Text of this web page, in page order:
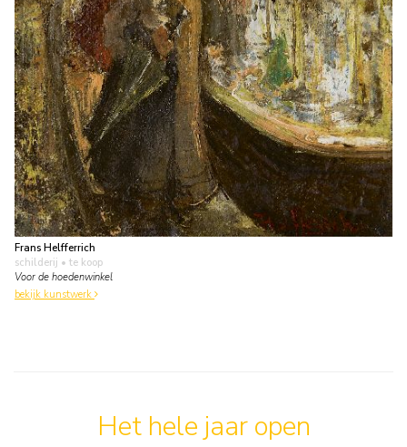
Frans Helfferrich
schilderij • te koop
Voor de hoedenwinkel
bekijk kunstwerk
Het hele jaar open